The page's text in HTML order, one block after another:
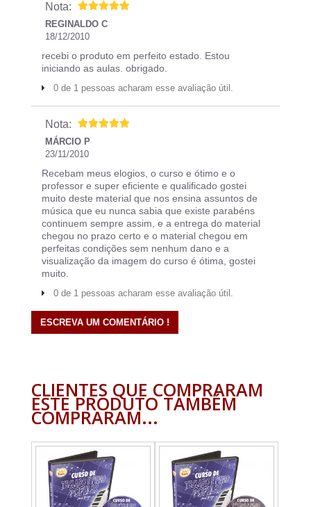
Nota:
REGINALDO C
18/12/2010
recebi o produto em perfeito estado. Estou
iniciando as aulas. obrigado.
0 de 1 pessoas acharam esse avaliação útil.
Nota:
MÁRCIO P
23/11/2010
Recebam meus elogios, o curso e ótimo e o
professor e super eficiente e qualificado gostei
muito deste material que nos ensina assuntos de
música que eu nunca sabia que existe parabéns
continuem sempre assim, e a entrega do material
chegou no prazo certo e o material chegou em
perfeitas condições sem nenhum dano e a
visualização da imagem do curso é ótima, gostei
muito.
0 de 1 pessoas acharam esse avaliação útil.
ESCREVA UM COMENTÁRIO !
CLIENTES QUE COMPRARAM
ESTE PRODUTO TAMBÉM
COMPRARAM...